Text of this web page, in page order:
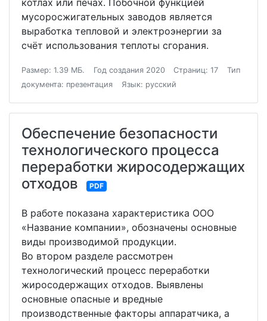
котлах или печах. Побочной функцией
мусоросжигательных заводов является
выработка тепловой и электроэнергии за
счёт использования теплоты сгорания.
Размер: 1.39 МБ. Год создания 2020 Страниц: 17
Тип
документа: презентация
Язык: русский
Обеспечение безопасности
технологического процесса
переработки жиросодержащих
отходов
PDF
В работе показана характеристика ООО
«Название компании», обозначены основные
виды производимой продукции.
Во втором разделе рассмотрен
технологический процесс переработки
жиросодержащих отходов. Выявлены
основные опасные и вредные
производственные факторы аппаратчика, а